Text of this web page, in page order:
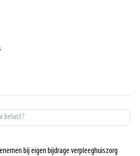
belast?
bij eigen bijdrage verpleeghuiszorg